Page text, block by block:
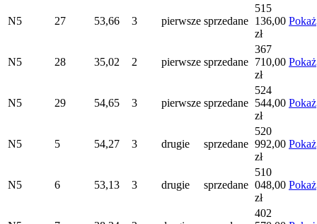
N5 27 53,66 3 pierwsze sprzedane
515
136,00
zł
Pokaż
N5 28 35,02 2 pierwsze sprzedane
367
710,00
zł
Pokaż
N5 29 54,65 3 pierwsze sprzedane
524
544,00
zł
Pokaż
N5 5 54,27 3 drugie sprzedane
520
992,00
zł
Pokaż
N5 6 53,13 3 drugie sprzedane
510
048,00
zł
Pokaż
402